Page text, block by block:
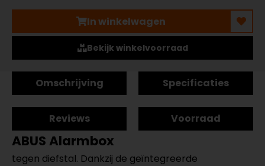
In winkelwagen
Bekijk winkelvoorraad
Omschrijving Specificaties
Reviews Voorraad
ABUS Alarmbox
tegen diefstal. Dankzij de geïntegreerde